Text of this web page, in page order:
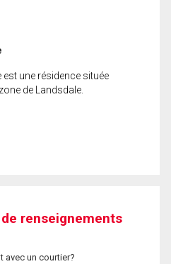
est une résidence située
de Landsdale.
renseignements
avec un courtier?